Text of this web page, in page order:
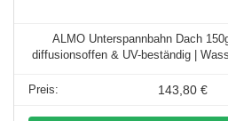
ALMO Unterspannbahn Dach
diffusionsoffen & UV-beständig |
143,80 €